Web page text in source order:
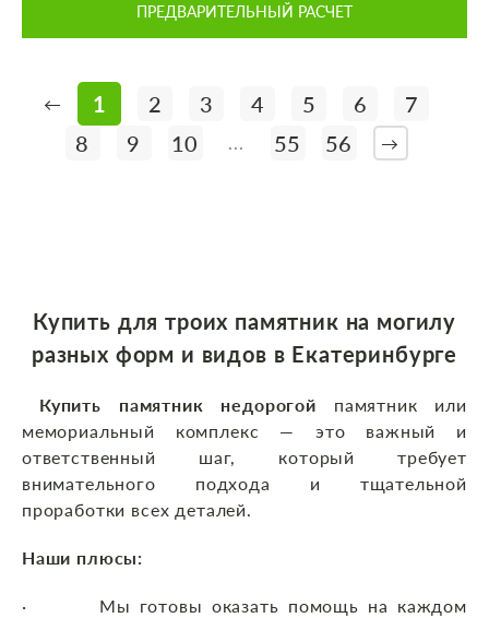
ПРЕДВАРИТЕЛЬНЫЙ РАСЧЕТ
← 1 2 3 4 5 6
7
8
9 10 ... 55 56 →
Купить для троих памятник на могилу
разных форм и видов в Екатеринбурге
Купить памятник недорогой памятник или
мемориальный комплекс — это важный и
ответственный шаг, который требует
внимательного подхода и тщательной
проработки всех деталей.
Наши плюсы:
· Мы готовы оказать помощь на каждом